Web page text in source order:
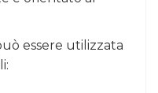
essere utilizzata